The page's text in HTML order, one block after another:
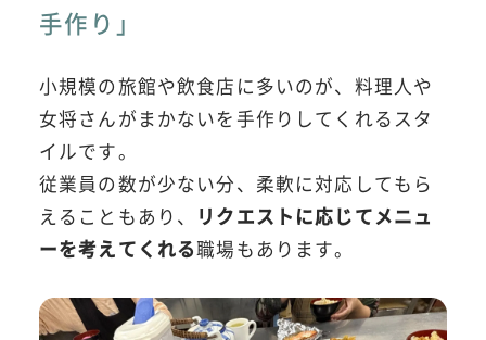
手作り」
小規模の旅館や飲食店に多いのが、料理人や
女将さんがまかないを手作りしてくれるスタ
イルです。
従業員の数が少ない分、柔軟に対応してもら
えることもあり、
リクエストに応じてメニュ
ーを考えてくれる職場もあります。